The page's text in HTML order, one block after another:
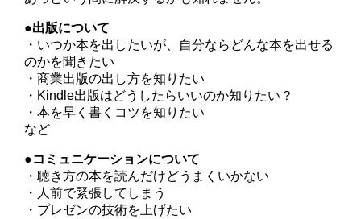
●出版について
・いつか本を出したいが、自分ならどんな本を出せる
のかを聞きたい
・商業出版の出し方を知りたい
・Kindle出版はどうしたらいいのか知りたい？
・本を早く書くコツを知りたい
など
●コミュニケーションについて
・聴き方の本を読んだけどうまくいかない
・人前で緊張してしまう
・プレゼンの技術を上げたい